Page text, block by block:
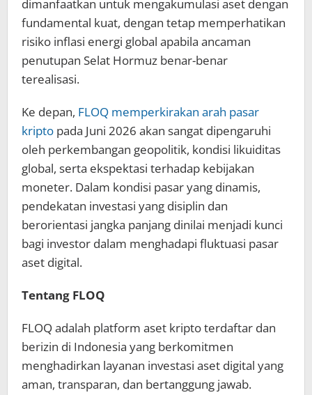
dimanfaatkan untuk mengakumulasi aset dengan
fundamental kuat, dengan tetap memperhatikan
risiko inflasi energi global apabila ancaman
penutupan Selat Hormuz benar-benar
terealisasi.
Ke depan, FLOQ memperkirakan arah pasar
kripto pada Juni 2026 akan sangat dipengaruhi
oleh perkembangan geopolitik, kondisi likuiditas
global, serta ekspektasi terhadap kebijakan
moneter. Dalam kondisi pasar yang dinamis,
pendekatan investasi yang disiplin dan
berorientasi jangka panjang dinilai menjadi kunci
bagi investor dalam menghadapi fluktuasi pasar
aset digital.
Tentang FLOQ
FLOQ adalah platform aset kripto terdaftar dan
berizin di Indonesia yang berkomitmen
menghadirkan layanan investasi aset digital yang
aman, transparan, dan bertanggung jawab.